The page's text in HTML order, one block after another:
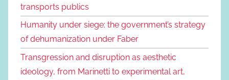
transports publics
Humanity under siege: the government’s strategy
of dehumanization under Faber
Transgression and disruption as aesthetic
ideology, from Marinetti to experimental art,